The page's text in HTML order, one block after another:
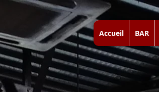
Accueil BAR